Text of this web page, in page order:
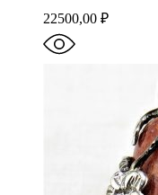
22500,00 ₽